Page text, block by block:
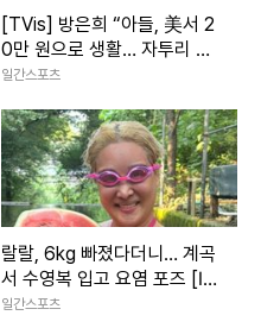
[TVis] 방은희 “아들, 美서 2
0만 원으로 생활… 자투리 고
기 먹는다고” 눈물 (특종세
일간스포츠
랄랄, 6kg 빠졌다더니… 계곡
서 수영복 입고 요염 포즈 [IS
하이컷]
일간스포츠